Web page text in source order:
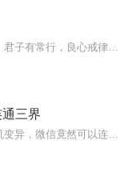
三界